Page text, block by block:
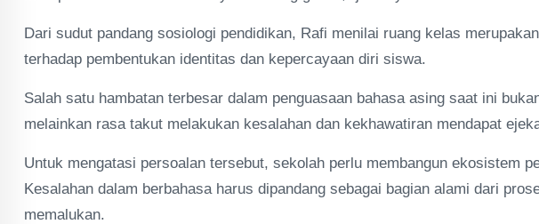
Dari sudut pandang sosiologi pendidikan, Rafi menilai ruang kelas
terhadap pembentukan identitas dan kepercayaan diri siswa.
Salah satu hambatan terbesar dalam penguasaan bahasa asing saat ini
melainkan rasa takut melakukan kesalahan dan kekhawatiran mendapat
Untuk mengatasi persoalan tersebut, sekolah perlu membangun ekosistem
Kesalahan dalam berbahasa harus dipandang sebagai bagian alami dari
memalukan.